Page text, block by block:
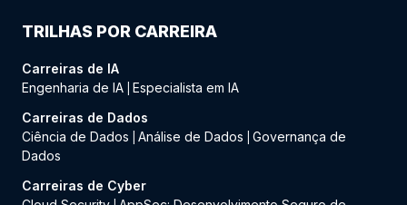
TRILHAS POR CARREIRA
Carreiras de IA
Engenharia de IA Especialista em IA
Carreiras de Dados
Ciência de Dados
Análise de Dados
Governança de
Dados
Carreiras de Cyber